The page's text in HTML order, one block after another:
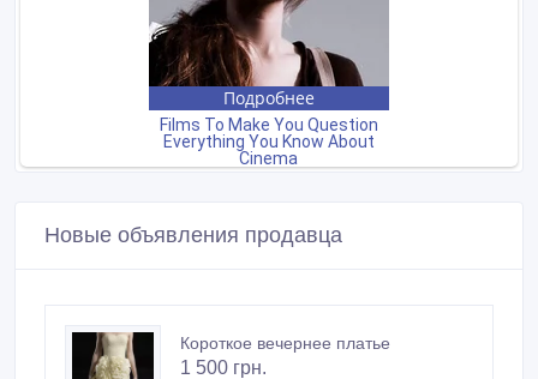
Новые объявления продавца
Короткое вечернее платье
1 500 грн.